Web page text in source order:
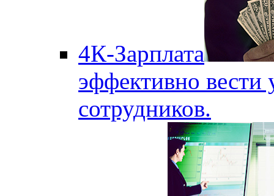
4К-Зарплата
эффективно вести
сотрудников.